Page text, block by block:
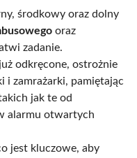
środkowy oraz dolny
oraz
zadanie.
odkręcone, ostrożnie
i zamrażarki, pamiętając
jak te od
alarmu otwartych
jest kluczowe, aby